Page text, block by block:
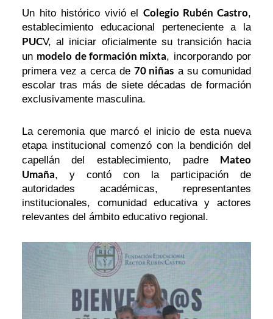
Un hito histórico vivió elColegio Rubén Castro,
establecimiento educacional perteneciente a la
PUCV, al iniciar oficialmente su transición hacia
un modelo de formación mixta, incorporando por
primera vez a cerca de70 niñas a su comunidad
escolar tras más de siete décadas de formación
exclusivamente masculina.
La ceremonia que marcó el inicio de esta nueva
etapa institucional comenzó con la bendición del
capellán del establecimiento, padre Mateo
Umaña, y contó con la participación de
autoridades académicas, representantes
institucionales, comunidad educativa y actores
relevantes del ámbito educativo regional.